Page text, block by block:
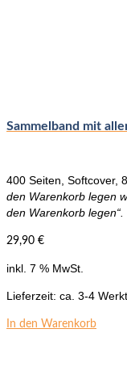
Sammelband mit
400 Seiten, Softcover,
den Warenkorb legen
den Warenkorb legen“.
29,90 €
inkl. 7 % MwSt.
Lieferzeit: ca. 3-4
In den Warenkorb